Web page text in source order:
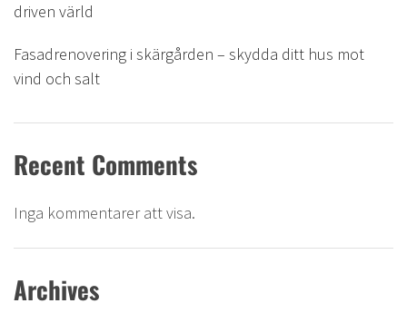
driven värld
Fasadrenovering i skärgården – skydda ditt hus mot
vind och salt
Recent Comments
Inga kommentarer att visa.
Archives